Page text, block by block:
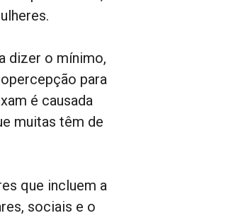
dizer o mínimo,
para
é causada
muitas têm de
que incluem a
sociais e o